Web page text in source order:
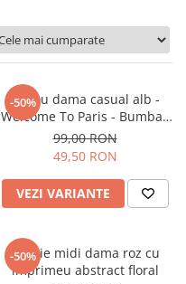
-50%
Tricou dama casual alb -
Welcome To Paris - Bumbac
Organic
99,00 RON
49,50 RON
VEZI VARIANTE
-50%
Rochie midi dama roz cu
imprimeu abstract floral